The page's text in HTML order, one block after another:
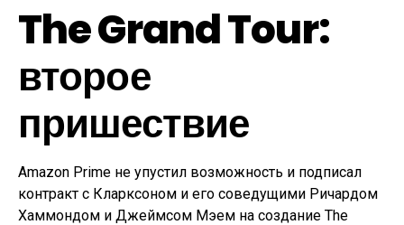
The Grand Tour:
второе
пришествие
Amazon Prime не упустил возможность и подписал
контракт с Кларксоном и его соведущими Ричардом
Хаммондом и Джеймсом Мэем на создание The